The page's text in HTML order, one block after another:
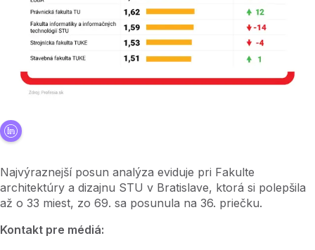
Najvýraznejší posun analýza eviduje pri Fakulte
architektúry a dizajnu STU v Bratislave, ktorá si polepšila
až o 33 miest, zo 69. sa posunula na 36. priečku.
Kontakt pre médiá: